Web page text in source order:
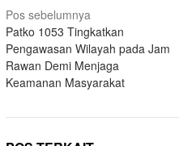
Navigasi
pos
Pos sebelumnya
Patko 1053 Tingkatkan
Pengawasan Wilayah pada Jam
Rawan Demi Menjaga
Keamanan Masyarakat